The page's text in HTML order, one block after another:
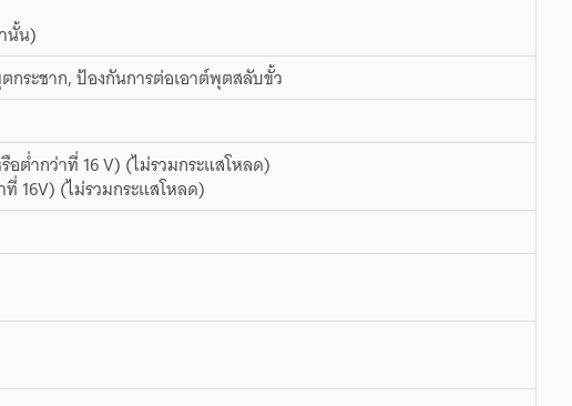
นั้น)
ระชาก, ป้องกันการต่อเอาต์พุตสลับขั้ว
ต่ำกว่าที่ 16 V) (ไม่รวมกระแสโหลด)
16V) (ไม่รวมกระแสโหลด)